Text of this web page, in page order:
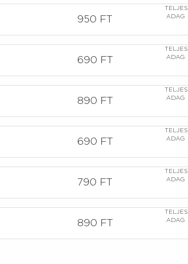
950 FT
TELJES
ADAG
690 FT
TELJES
ADAG
890 FT
TELJES
ADAG
690 FT
TELJES
ADAG
790 FT
TELJES
ADAG
890 FT
TELJES
ADAG